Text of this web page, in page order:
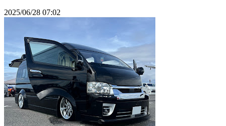
2025/06/28 07:02